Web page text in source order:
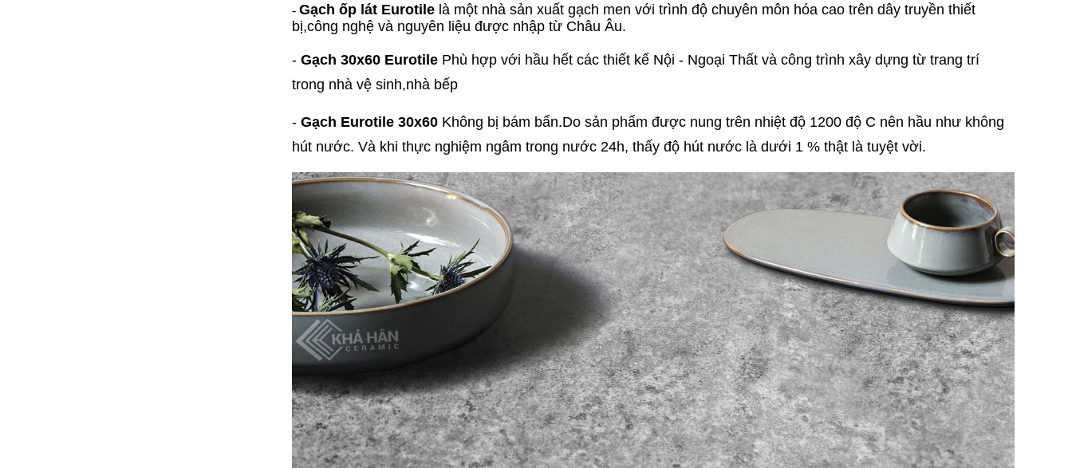
- Gạch ốp lát Eurotile là một nhà sản xuất gạch men với trình độ chuyên môn hóa cao trên dây truyền thiết
bị,công nghệ và nguyên liệu được nhập từ Châu Âu.
- Gạch 30x60 Eurotile Phù hợp với hầu hết các thiết kế Nội - Ngoại Thất và công trình xây dựng từ trang trí
trong nhà vệ sinh,nhà bếp
- Gạch Eurotile 30x60 Không bị bám bẩn.Do sản phẩm được nung trên nhiệt độ 1200 độ C nên hầu như không
hút nước. Và khi thực nghiệm ngâm trong nước 24h, thấy độ hút nước là dưới 1 % thật là tuyệt vời.